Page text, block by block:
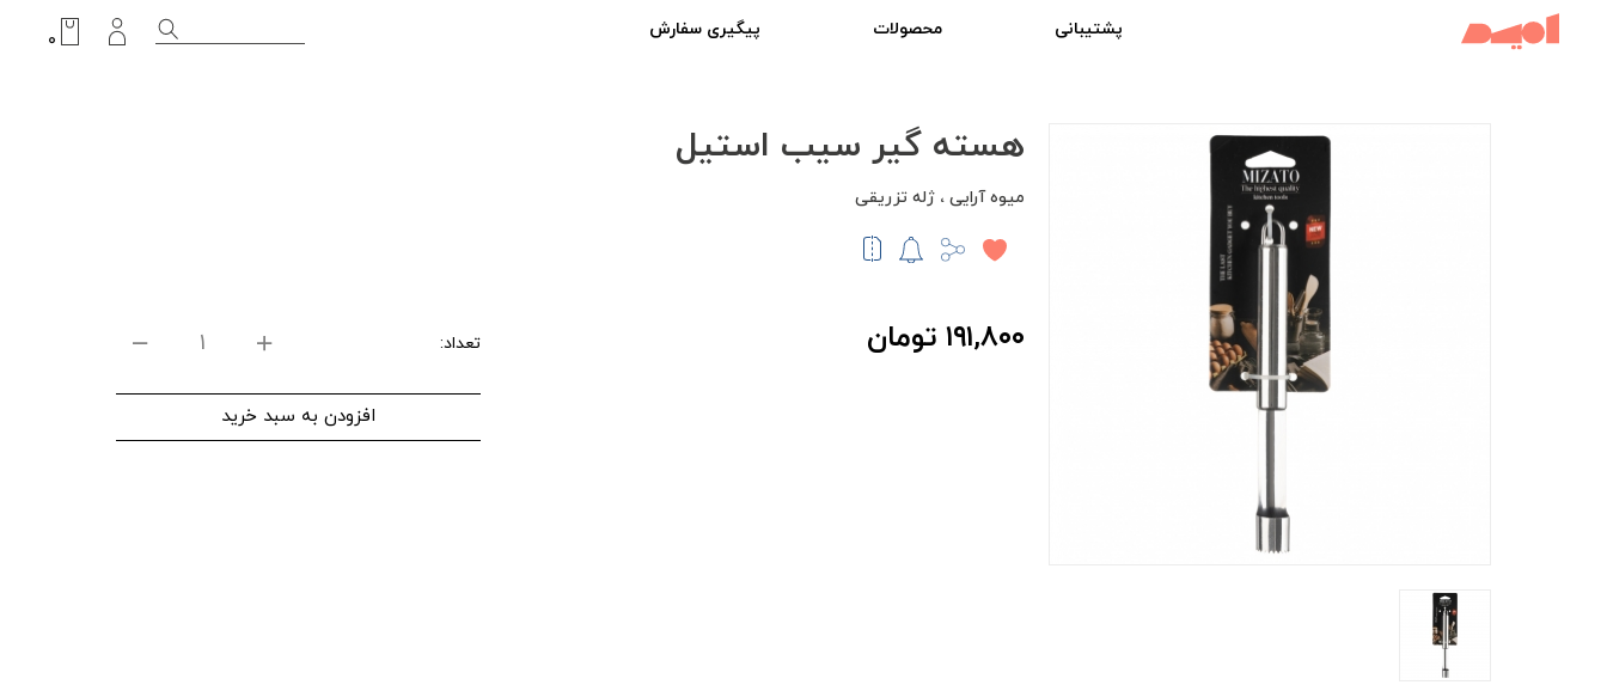
پشتیبانی محصولات پیگیری سفارش ۰
هسته گیر سیب استیل
میوه آرایی ، ژله تزریقی
۱۹۱,۸۰۰ تومان تعداد:
افزودن به سبد خرید